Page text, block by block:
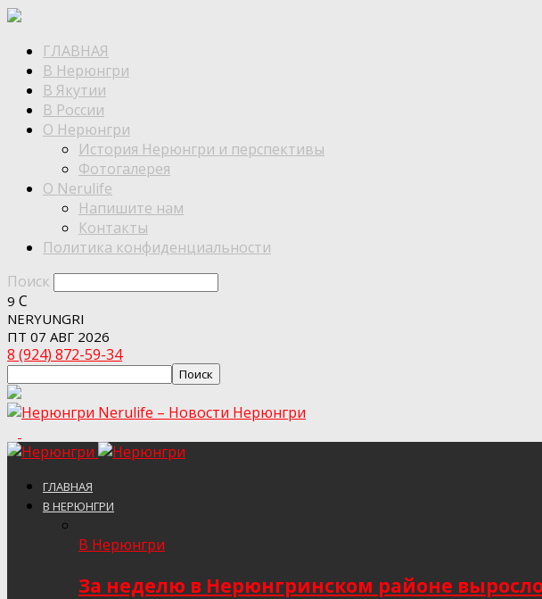
ГЛАВНАЯ
В Нерюнгри
В Якутии
В России
О Нерюнгри
История Нерюнгри и перспективы
Фотогалерея
О Nerulife
Напишите нам
Контакты
Политика конфиденциальности
Поиск
9 C
NERYUNGRI
ПТ 07 АВГ 2026
8 (924) 872-59-34
Nerulife – Новости Нерюнгри
ГЛАВНАЯ
В НЕРЮНГРИ
В Нерюнгри
За неделю в Нерюнгринском районе